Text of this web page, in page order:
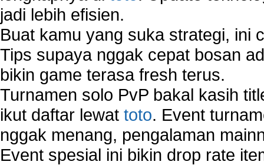
jadi lebih efisien.
Buat kamu yang suka strategi, ini
Tips supaya nggak cepat bosan
bikin game terasa fresh terus.
Turnamen solo PvP bakal kasih
ikut daftar lewat toto. Event
nggak menang, pengalaman
Event spesial ini bikin drop rate